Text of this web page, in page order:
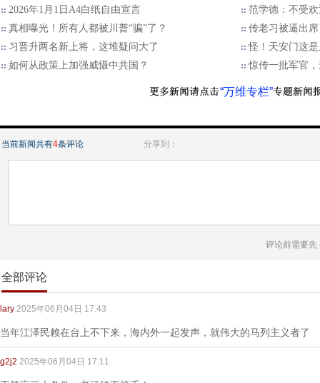
2026年1月1日A4白纸自由宣言
范学德：不受
真相曝光！所有人都被川普“骗”了？
传老习被逼出
习晋升两名新上将，这堆疑问大了
怪！天安门这
如何从政策上加强威慑中共国？
惊传一批军官
“万维专栏”
当前新闻共有4条评论 分享到：
评论前需要先
全部评论
lary 2025年06月04日 17:43
当年江泽民赖在台上不下来，海内外一起发声，就伟大的马列主义者了
g2j2 2025年06月04日 17:11